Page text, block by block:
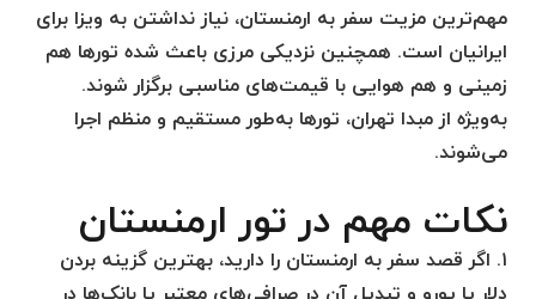
مهم‌ترین مزیت سفر به ارمنستان، نیاز نداشتن به ویزا برای
ایرانیان است. همچنین نزدیکی مرزی باعث شده تورها هم
زمینی و هم هوایی با قیمت‌های مناسبی برگزار شوند.
به‌ویژه از مبدا تهران، تورها به‌طور مستقیم و منظم اجرا
می‌شوند.
نکات مهم در تور ارمنستان
۱. اگر قصد سفر به ارمنستان را دارید، بهترین گزینه بردن